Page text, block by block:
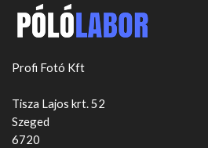
Profi Fotó Kft
Tisza Lajos krt. 52
Szeged
6720